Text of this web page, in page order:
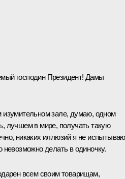
господин Президент! Дамы
изумительном зале, думаю, одном
лучшем в мире, получать такую
никаких иллюзий я не испытываю
невозможно делать в одиночку.
всем своим товарищам,